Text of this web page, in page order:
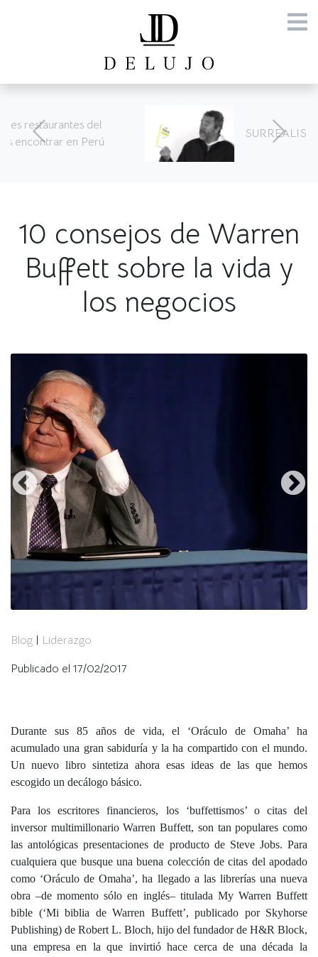
SURREALISMO SEGÚN STARCK
10 consejos de Warren
Buffett sobre la vida y
los negocios
Blog
Liderazgo
Publicado el 17/02/2017
Durante sus 85 años de vida, el ‘Oráculo de Omaha’ ha
acumulado una gran sabiduría y la ha compartido con el mundo.
Un nuevo libro sintetiza ahora esas ideas de las que hemos
escogido un decálogo básico.
Para los escritores financieros, los ‘buffettismos’ o citas del
inversor multimillonario Warren Buffett, son tan populares como
las antológicas presentaciones de producto de Steve Jobs. Para
cualquiera que busque una buena colección de citas del apodado
como ‘Oráculo de Omaha’, ha llegado a las librerías una nueva
obra –de momento sólo en inglés– titulada My Warren Buffett
bible (‘Mi biblia de Warren Buffett’, publicado por Skyhorse
Publishing) de Robert L. Bloch, hijo del fundador de H&R Block,
una empresa en la que invirtió hace cerca de una década la